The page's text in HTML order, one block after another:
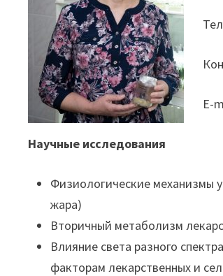
E-
Научные исследования
Физиологические механизмы
жара)
Вторичный метаболизм
Влияние света разного
факторам лекарственных и